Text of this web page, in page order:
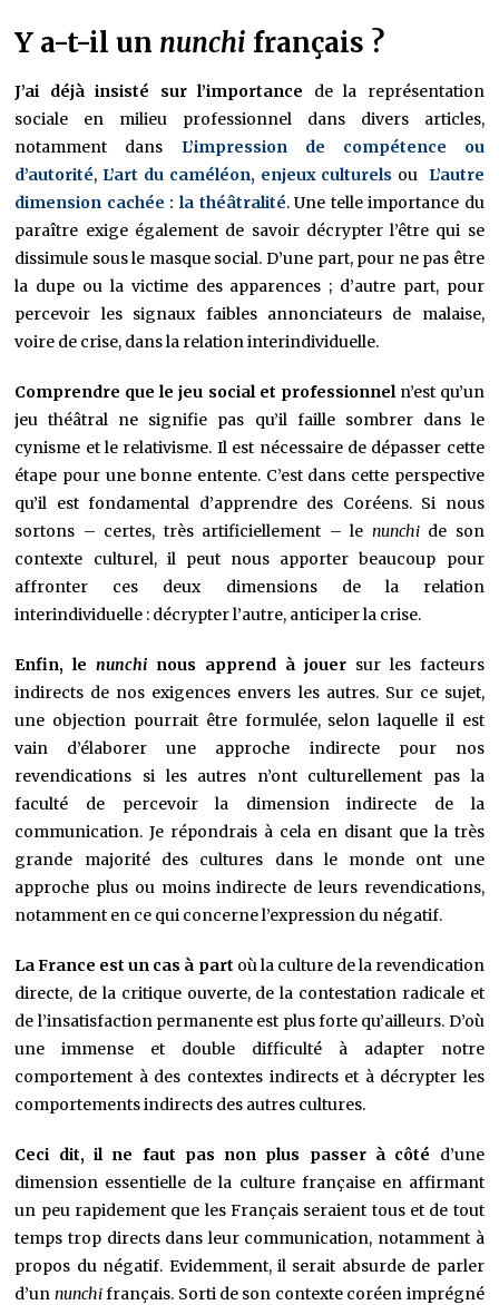
Y a-t-il un nunchi français ?
J’ai déjà insisté sur l’importance de la représentation
sociale en milieu professionnel dans divers articles,
notamment dans L’impression de compétence ou
d’autorité, L’art du caméléon, enjeux culturels ou L’autre
dimension cachée : la théâtralité. Une telle importance du
paraître exige également de savoir décrypter l’être qui se
dissimule sous le masque social. D’une part, pour ne pas être
la dupe ou la victime des apparences ; d’autre part, pour
percevoir les signaux faibles annonciateurs de malaise,
voire de crise, dans la relation interindividuelle.
Comprendre que le jeu social et professionneln’est qu’un
jeu théâtral ne signifie pas qu’il faille sombrer dans le
cynisme et le relativisme. Il est nécessaire de dépasser cette
étape pour une bonne entente. C’est dans cette perspective
qu’il est fondamental d’apprendre des Coréens. Si nous
sortons – certes, très artificiellement – le nunchide son
contexte culturel, il peut nous apporter beaucoup pour
affronter ces deux dimensions de la relation
interindividuelle : décrypter l’autre, anticiper la crise.
Enfin, lenunchi nous apprend à jouer sur les facteurs
indirects de nos exigences envers les autres. Sur ce sujet,
une objection pourrait être formulée, selon laquelle il est
vain d’élaborer une approche indirecte pour nos
revendications si les autres n’ont culturellement pas la
faculté de percevoir la dimension indirecte de la
communication. Je répondrais à cela en disant que la très
grande majorité des cultures dans le monde ont une
approche plus ou moins indirecte de leurs revendications,
notamment en ce qui concerne l’expression du négatif.
La France est un cas à part où la culture de la revendication
directe, de la critique ouverte, de la contestation radicale et
de l’insatisfaction permanente est plus forte qu’ailleurs. D’où
une immense et double difficulté à adapter notre
comportement à des contextes indirects et à décrypter les
comportements indirects des autres cultures.
Ceci dit, il ne faut pas non plus passer à côté d’une
dimension essentielle de la culture française en affirmant
un peu rapidement que les Français seraient tous et de tout
temps trop directs dans leur communication, notamment à
propos du négatif. Evidemment, il serait absurde de parler
d’un nunchifrançais. Sorti de son contexte coréen imprégné